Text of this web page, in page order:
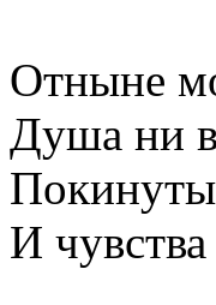
Отныне
Душа ни в
И